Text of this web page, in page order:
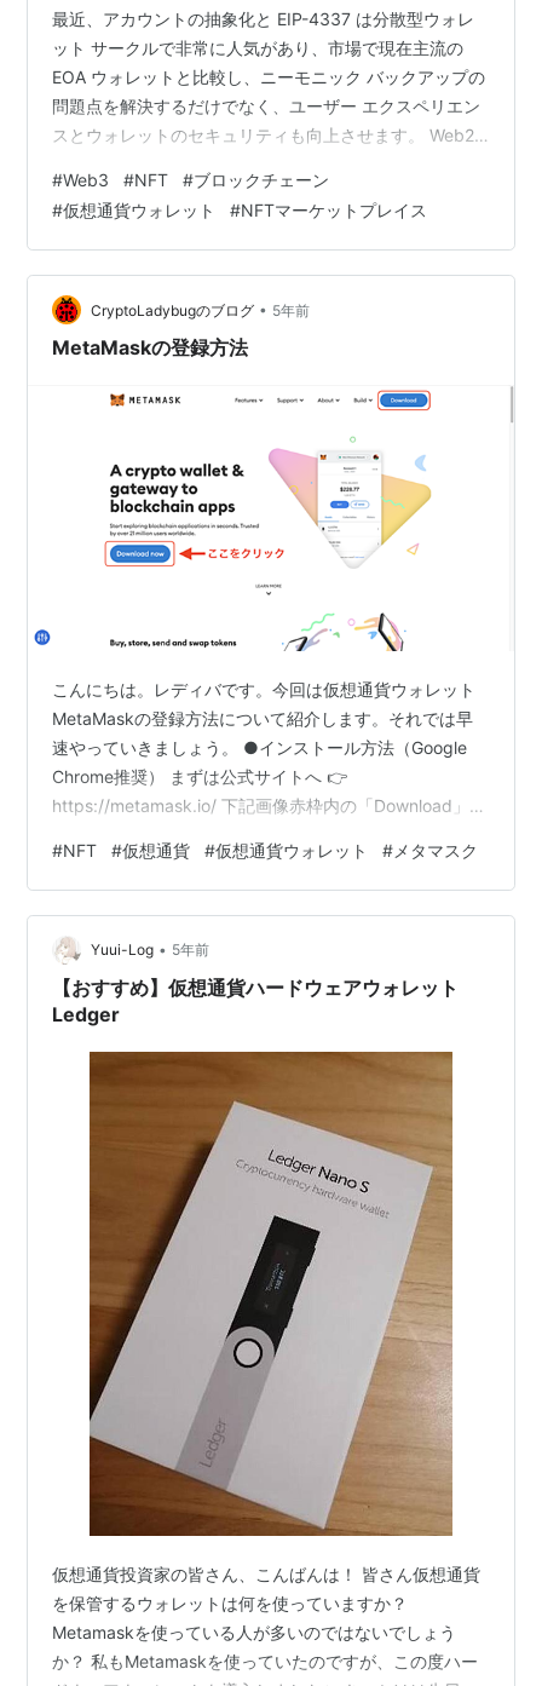
最近、アカウントの抽象化と EIP-4337 は分散型ウォレ
ット サークルで非常に人気があり、市場で現在主流の
EOA ウォレットと比較し、ニーモニック バックアップの
問題点を解決するだけでなく、ユーザー エクスペリエン
スとウォレットのセキュリティも向上させます。 Web2
ると予想されます。 EOAウォレットの競争環境 現在ま
で、イーサリアムネットワーク上で作成されたウォレッ
トアカウントのほとんどは、秘密鍵を介してユーザーが
直接管理するEOA（外部所有アカウント）タイプに属し
ています。ウォレットアカウントは、秘密鍵をランダム
に生成し、そ…
#Web3 #NFT #ブロックチェーン
#仮想通貨ウォレット #NFTマーケットプレイス
CryptoLadybugのブログ • 5年前
MetaMaskの登録方法
こんにちは。レディバです。今回は仮想通貨ウォレット
MetaMaskの登録方法について紹介します。それでは早
速やっていきましょう。 ●インストール方法（Google
Chrome推奨） まずは公式サイトへ 👉
https://metamask.io/ 下記画像赤枠内の「Download」を
Chrome」をクリック。 そうするとchromeウェブストア
に移動します。次に「Chromeに追加」をクリック。 す
ると、下記のポップアップ画面が出てくるので「拡張機
能を追加」をクリック。 これでインストールは完了で
す。こんな感じでキ…
#NFT #仮想通貨 #仮想通貨ウォレット # メタマスク
Yuui-Log • 5年前
【おすすめ】仮想通貨ハードウェアウォレット
Ledger
仮想通貨投資家の皆さん、こんばんは！ 皆さん仮想通貨
を保管するウォレットは何を使っていますか？
Metamaskを使っている人が多いのではないでしょう
か？ 私もMetamaskを使っていたのですが、この度ハー